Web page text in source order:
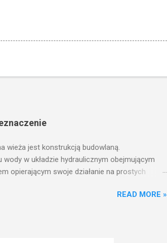
wieża jest konstrukcją budowlaną.
w układzie hydraulicznym obejmującym
opierającym swoje działanie na prostych
funkcją wież ciśnień jest zwiększanie
gromadząca się woda w zbiorniku wieży ciśnień
READ MORE »